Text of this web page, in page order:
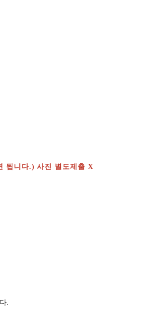
됩니다.) 사진 별도제출 X
.